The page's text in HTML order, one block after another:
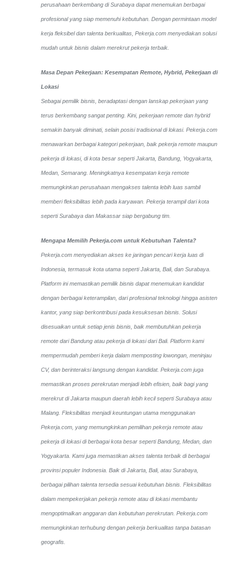
perusahaan berkembang di Surabaya dapat menemukan berbagai
profesional yang siap memenuhi kebutuhan. Dengan permintaan model
kerja fleksibel dan talenta berkualitas, Pekerja.com menyediakan solusi
mudah untuk bisnis dalam merekrut pekerja terbaik.
Masa Depan Pekerjaan: Kesempatan Remote, Hybrid, Pekerjaan di
Lokasi
Sebagai pemilik bisnis, beradaptasi dengan lanskap pekerjaan yang
terus berkembang sangat penting. Kini, pekerjaan remote dan hybrid
semakin banyak diminati, selain posisi tradisional di lokasi. Pekerja.com
menawarkan berbagai kategori pekerjaan, baik pekerja remote maupun
pekerja di lokasi, di kota besar seperti Jakarta, Bandung, Yogyakarta,
Medan, Semarang. Meningkatnya kesempatan kerja remote
memungkinkan perusahaan mengakses talenta lebih luas sambil
memberi fleksibilitas lebih pada karyawan. Pekerja terampil dari kota
seperti Surabaya dan Makassar siap bergabung tim.
Mengapa Memilih Pekerja.com untuk Kebutuhan Talenta?
Pekerja.com menyediakan akses ke jaringan pencari kerja luas di
Indonesia, termasuk kota utama seperti Jakarta, Bali, dan Surabaya.
Platform ini memastikan pemilik bisnis dapat menemukan kandidat
dengan berbagai keterampilan, dari profesional teknologi hingga asisten
kantor, yang siap berkontribusi pada kesuksesan bisnis. Solusi
disesuaikan untuk setiap jenis bisnis, baik membutuhkan pekerja
remote dari Bandung atau pekerja di lokasi dari Bali. Platform kami
mempermudah pemberi kerja dalam memposting lowongan, meninjau
CV, dan berinteraksi langsung dengan kandidat. Pekerja.com juga
memastikan proses perekrutan menjadi lebih efisien, baik bagi yang
merekrut di Jakarta maupun daerah lebih kecil seperti Surabaya atau
Malang. Fleksibilitas menjadi keuntungan utama menggunakan
Pekerja.com, yang memungkinkan pemilihan pekerja remote atau
pekerja di lokasi di berbagai kota besar seperti Bandung, Medan, dan
Yogyakarta. Kami juga memastikan akses talenta terbaik di berbagai
provinsi populer Indonesia. Baik di Jakarta, Bali, atau Surabaya,
berbagai pilihan talenta tersedia sesuai kebutuhan bisnis. Fleksibilitas
dalam mempekerjakan pekerja remote atau di lokasi membantu
mengoptimalkan anggaran dan kebutuhan perekrutan. Pekerja.com
memungkinkan terhubung dengan pekerja berkualitas tanpa batasan
geografis.